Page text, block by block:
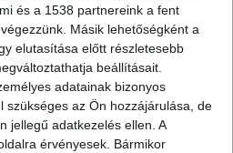
és a 1538 partnereink a fent
Másik lehetőségként a
elutasítása előtt részletesebb
beállításait.
adatainak bizonyos
szükséges az Ön hozzájárulása, de
jellegű adatkezelés ellen. A
érvényesek. Bármikor